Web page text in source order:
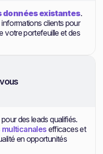
données existantes.
clients pour
votre portefeuille et des
des leads qualifiés.
efficaces et
en opportunités